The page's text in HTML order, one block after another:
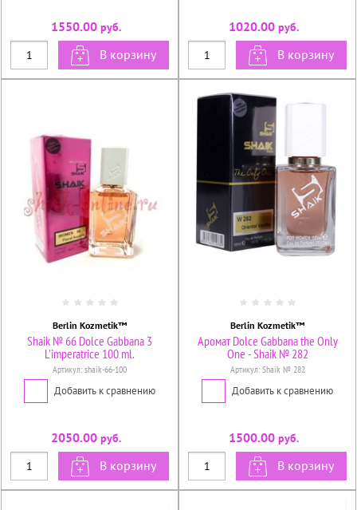
1550.00руб.
В корзину
1020.00руб.
В корзину
Berlin Kozmetik™
Shaik № 66 Dolce Gabbana 3
L'imperatrice 100 ml.
Артикул: shaik-66-100
Добавить к сравнению
2050.00руб.
В корзину
Berlin Kozmetik™
Аромат Dolce Gabbana the Only
One - Shaik № 282
Артикул:Shaik № 282
Добавить к сравнению
1500.00руб.
В корзину